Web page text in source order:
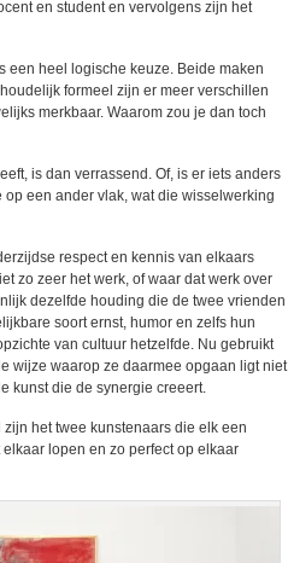
en student en vervolgens zijn het
een heel logische keuze. Beide maken
formeel zijn er meer verschillen
merkbaar. Waarom zou je dan toch
is dan verrassend. Of, is er iets anders
een ander vlak, wat die wisselwerking
respect en kennis van elkaars
zo zeer het werk, of waar dat werk over
dezelfde houding die de twee vrienden
soort ernst, humor en zelfs hun
van cultuur hetzelfde. Nu gebruikt
wijze waarop ze daarmee opgaan ligt niet
kunst die de synergie creeert.
het twee kunstenaars die elk een
lopen en zo perfect op elkaar